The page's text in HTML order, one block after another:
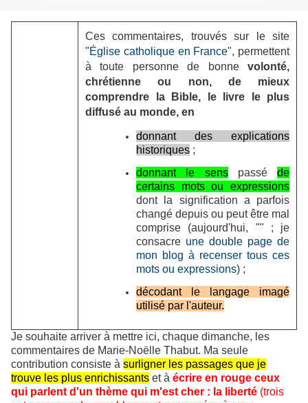
Ces commentaires, trouvés sur le site
"Église catholique en France", permettent
à toute personne de bonne volonté,
chrétienne ou non, de mieux
comprendre la Bible, le livre le plus
diffusé au monde, en
donnant des explications
historiques ;
donnant le senspassé de
certains mots ou expressions
dont la signification a parfois
changé depuis ou peut être mal
comprise (aujourd'hui, "" ; je
consacre une double page de
mon blog à recenser tous ces
mots ou expressions) ;
décodant le langage imagé
utilisé par l'auteur.
Je souhaite arriver à mettre ici, chaque dimanche, les
commentaires de Marie-Noëlle Thabut. Ma seule
contribution consiste à surligner les passages que je
trouve les plus enrichissants et à écrire en rouge ceux
qui parlent d'un thème qui m'est cher : la liberté (trois